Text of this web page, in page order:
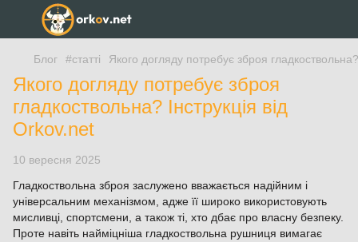
Блог #cтатті Якого догляду потребує зброя
Якого догляду потребує зброя
гладкоствольна? Інструкція від
Orkov.net
10 вересня 2025
Гладкоствольна зброя заслужено вважається надійним і
універсальним механізмом, адже її широко використовують
мисливці, спортсмени, а також ті, хто дбає про власну безпеку.
Проте навіть найміцніша гладкоствольна рушниця вимагає